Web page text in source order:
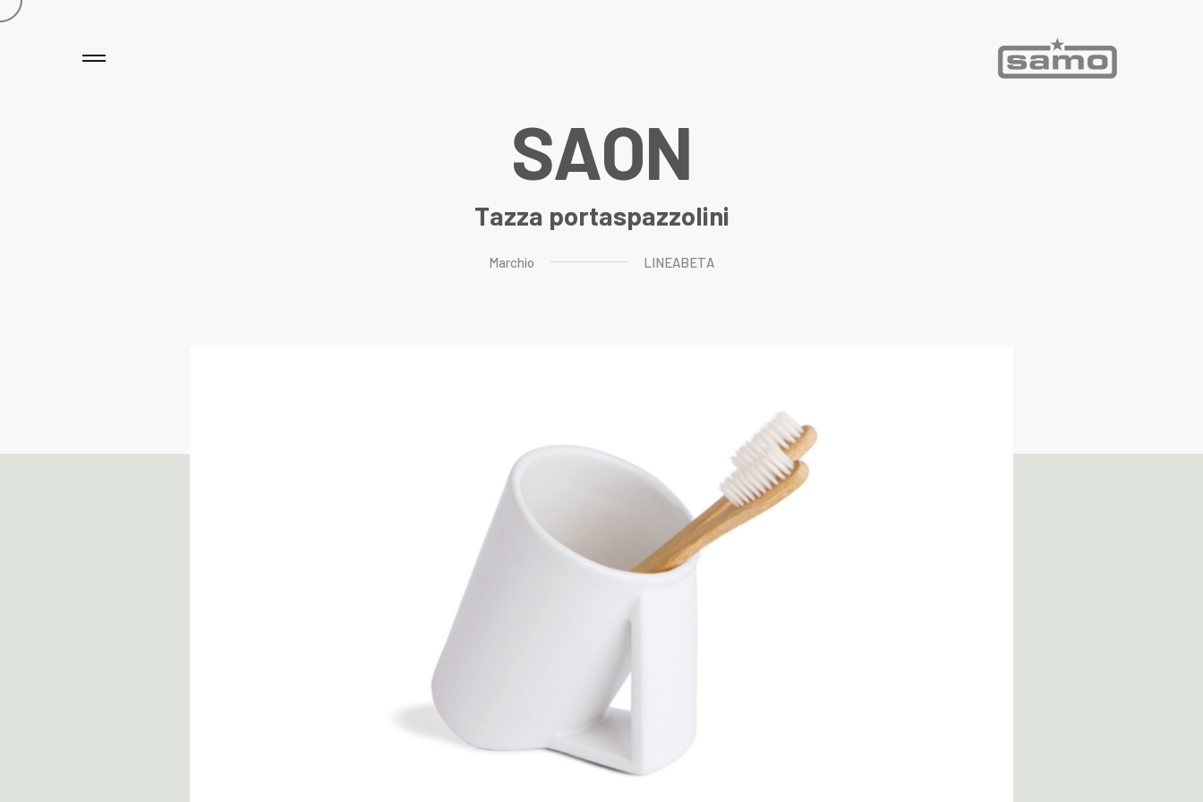
SAON
Tazza portaspazzolini
Marchio LINEABETA